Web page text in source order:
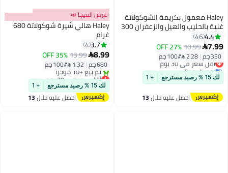
Haley معمول بكريمة الشوكولاتة
غنية بالحليب والهيل والزعفران 300
جرام + 50 جرام
4.4
46
7.99
10.99
27% OFF
350 جم |
أقل سعر في 30 يوم
توصيل مجاني
أقل سعر في 30 يوملك 15 % رصيد مسترجع + 1
احصل عليه خلال13
عرض الميجا 📣
Haley هالي شيرة شوكولاتة 680
غرام
3.7
4
8.99
13.99
35% OFF
680 جم |
أقل سعر في 30 يوم
توصيل مجاني
تم بيع +10 مؤخرًا
أقل سعر في 30 يوم
لك 15 % رصيد مسترجع + 1
احصل عليه خلال13